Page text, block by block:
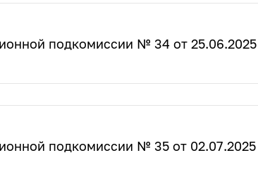
подкомиссии № 34 от 25.06.2025
подкомиссии № 35 от 02.07.2025